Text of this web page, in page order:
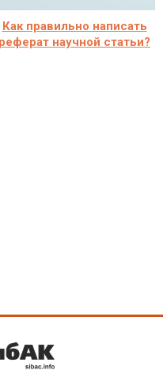
Как правильно написать
реферат научной статьи?